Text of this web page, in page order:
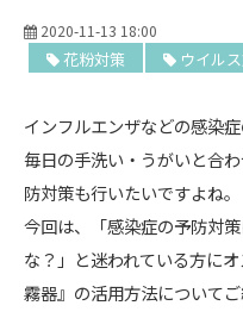
2020-11-13 18:00
花粉対策 ウイル
インフルエンザなどの感染
毎日の手洗い・うがいと合
防対策も行いたいですよね。
今回は、「感染症の予防対
な？」と迷われている方に
霧器』の活用方法についてご